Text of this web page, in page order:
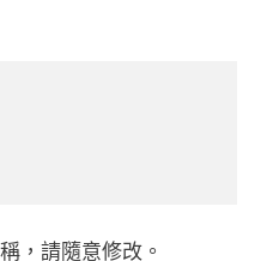
，請隨意修改。